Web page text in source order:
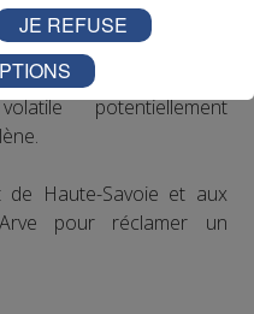
présent. Coll'Air Pur a
de l'entreprise
elle a rejeté plus de 2
potentiellement
Haute-Savoie et aux
pour réclamer un
JE REFUSE